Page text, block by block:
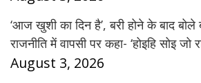
‘आज खुशी का दिन है’, बरी होने के बाद
राजनीति में वापसी पर कहा- ‘होइहि सोइ जो
August 3, 2026